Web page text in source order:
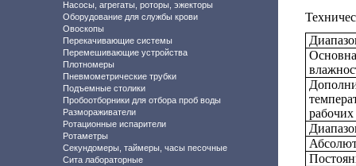
Насосы, агрегаты, роторы, эжекторы
Оборудование для службы крови
Овоскопы
Перекачивающие системы
Перемешивающие устройства
Плотномеры
Пневмометрические трубки
Подъемные столики
Пробоотборники для отбора проб воды
Размораживатели
Ротационные испарители
Ротаметры
Секундомеры, таймеры, часы песочные
Сита лабораторные